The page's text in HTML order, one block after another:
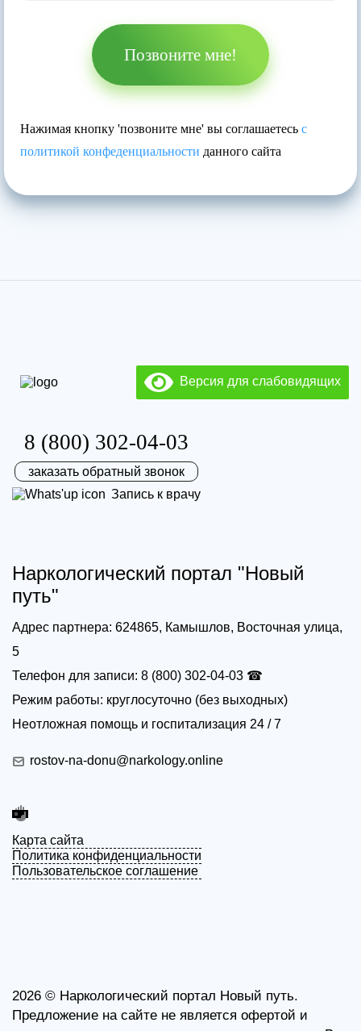
Позвоните мне!
Нажимая кнопку 'позвоните мне' вы соглашаетесь с
политикой конфеденциальности данного сайта
Версия для слабовидящих
8 (800) 302-04-03
заказать обратный звонок
Запись к врачу
Наркологический портал "Новый
путь"
Адрес партнера: 624865, Камышлов, Восточная улица,
5
Телефон для записи: 8 (800) 302-04-03 ☎
Режим работы: круглосуточно (без выходных)
Неотложная помощь и госпитализация 24 / 7
rostov-na-donu@narkology.online
Карта сайта
Политика конфиденциальности
Пользовательское соглашение
2026 © Наркологический портал Новый путь.
Предложение на сайте не является офертой и